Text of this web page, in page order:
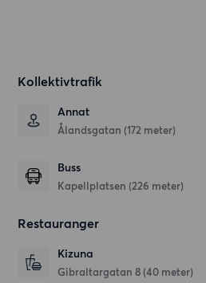
Kollektivtrafik
Annat
Ålandsgatan (172 meter)
Buss
Kapellplatsen (226 meter)
Restauranger
Kizuna
Gibraltargatan 8 (40 meter)